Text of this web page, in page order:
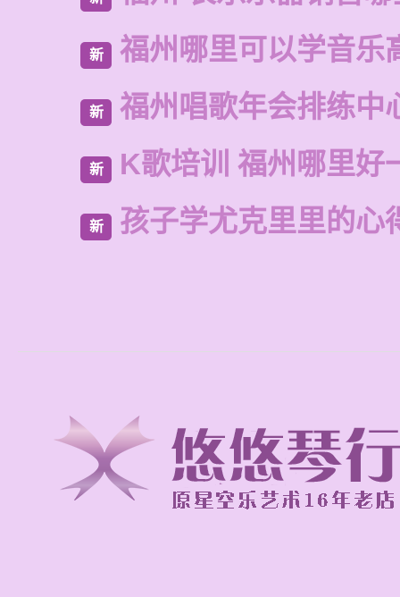
新 福州哪里可以学音乐
新 福州唱歌年会排练中
新 K歌培训 福州哪里好
新 孩子学尤克里里的心